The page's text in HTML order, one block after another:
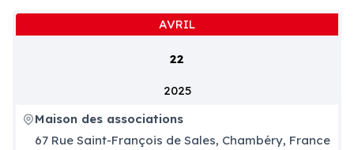
AVRIL
22
2025
Maison des associations
67 Rue Saint-François de Sales, Chambéry, France